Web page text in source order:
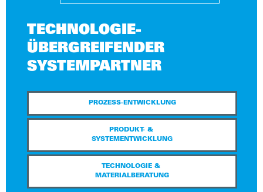
TECHNOLOGIE­­
ÜBERGREIFENDER
SYSTEMPARTNER
PROZESS-ENTWICKLUNG
PRODUKT- &
SYSTEMENTWICKLUNG
TECHNOLOGIE &
MATERIALBERATUNG